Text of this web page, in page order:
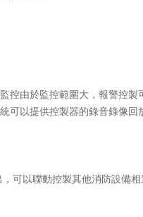
由於監控範圍大，報警控製
可以提供控製器的錄音錄像回
以聯動控製其他消防設備相